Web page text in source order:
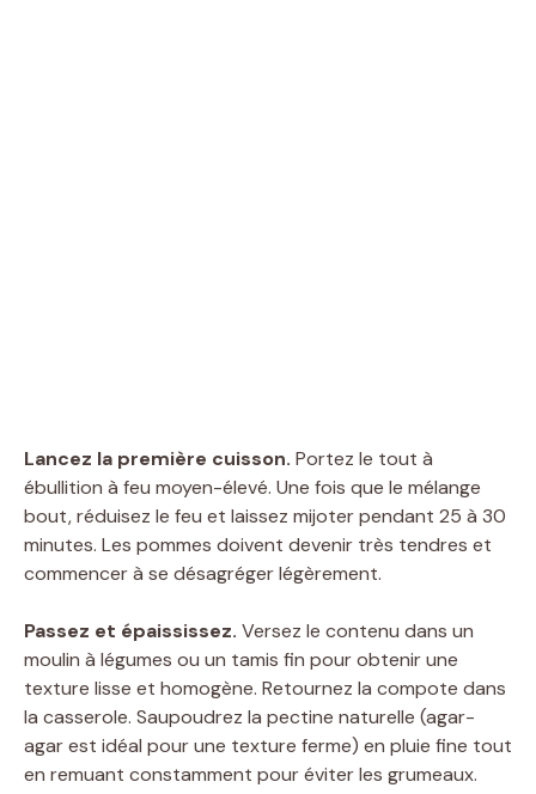
Lancez la première cuisson. Portez le tout à
ébullition à feu moyen-élevé. Une fois que le mélange
bout, réduisez le feu et laissez mijoter pendant 25 à 30
minutes. Les pommes doivent devenir très tendres et
commencer à se désagréger légèrement.
Passez et épaississez. Versez le contenu dans un
moulin à légumes ou un tamis fin pour obtenir une
texture lisse et homogène. Retournez la compote dans
la casserole. Saupoudrez la pectine naturelle (agar-
agar est idéal pour une texture ferme) en pluie fine tout
en remuant constamment pour éviter les grumeaux.